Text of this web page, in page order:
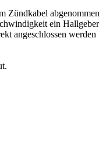
Zündkabel abgenommen
ein Hallgeber
angeschlossen werden